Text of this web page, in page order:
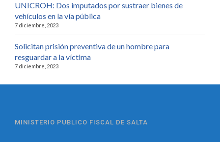
UNICROH: Dos imputados por sustraer bienes de
vehículos en la vía pública
7 diciembre, 2023
Solicitan prisión preventiva de un hombre para
resguardar a la víctima
7 diciembre, 2023
MINISTERIO PUBLICO FISCAL DE SALTA